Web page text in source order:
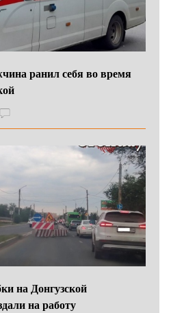
ранил себя во время
на Донгузской
на работу